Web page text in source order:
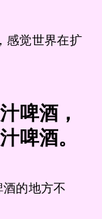
感觉世界在扩
啤酒，
啤酒。
酒的地方不